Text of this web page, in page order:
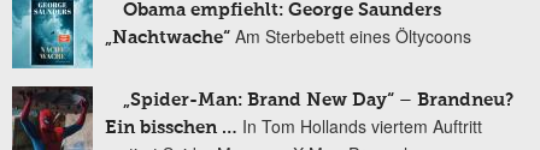
Obama empfiehlt: George Saunders
„Nachtwache“ Am Sterbebett eines Öltycoons
„Spider-Man: Brand New Day“ – Brandneu?
Ein bisschen … In Tom Hollands viertem Auftritt